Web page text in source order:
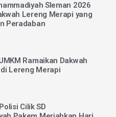
Sleman 2026
Lereng Merapi yang
Peradaban
Ramaikan Dakwah
Lereng Merapi
Cilik SD